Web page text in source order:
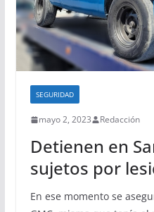
SEGURIDAD
mayo 2, 2023 Redacción
Detienen en
sujetos por
En ese momento se